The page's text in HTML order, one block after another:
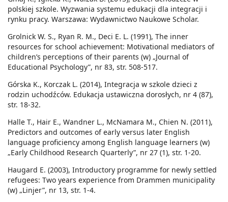
polskiej szkole. Wyzwania systemu edukacji dla integracji i
rynku pracy. Warszawa: Wydawnictwo Naukowe Scholar.
Grolnick W. S., Ryan R. M., Deci E. L. (1991), The inner
resources for school achievement: Motivational mediators of
children’s perceptions of their parents (w) „Journal of
Educational Psychology”, nr 83, str. 508-517.
Górska K., Korczak L. (2014), Integracja w szkole dzieci z
rodzin uchodźców. Edukacja ustawiczna dorosłych, nr 4 (87),
str. 18-32.
Halle T., Hair E., Wandner L., McNamara M., Chien N. (2011),
Predictors and outcomes of early versus later English
language proficiency among English language learners (w)
„Early Childhood Research Quarterly”, nr 27 (1), str. 1-20.
Haugard E. (2003), Introductory programme for newly settled
refugees: Two years experience from Drammen municipality
(w) „Linjer”, nr 13, str. 1-4.